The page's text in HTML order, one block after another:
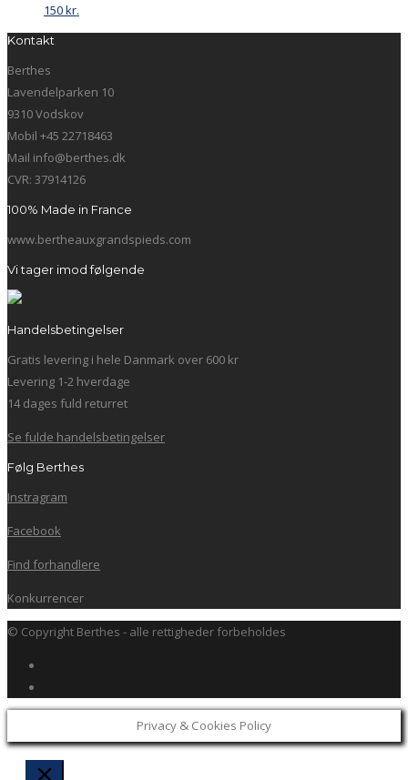
150kr.
Kontakt
Berthes
Lavendelparken 10
9310 Vodskov
Mobil +45 22718463
Mail info@berthes.dk
CVR: 37914126
100% Made in France
www.bertheauxgrandspieds.com
Vi tager imod følgende
Handelsbetingelser
Gratis levering i hele Danmark over 600 kr
Levering 1-2 hverdage
14 dages fuld returret
Se fulde handelsbetingelser
Følg Berthes
Instragram
Facebook
Find forhandlere
Konkurrencer
© Copyright Berthes - alle rettigheder forbeholdes
Privacy & Cookies Policy